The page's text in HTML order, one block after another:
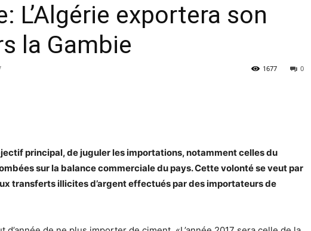
L’Algérie exportera son
la Gambie
0
1677
principal, de juguler les importations, notamment celles du
sur la balance commerciale du pays. Cette volonté se veut par
transferts illicites d’argent effectués par des importateurs de